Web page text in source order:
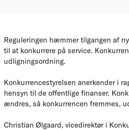
Reguleringen hæmmer tilgangen af
til at konkurrere på service.
udligningsordning.
Konkurrencestyrelsen anerkender i
hensyn til de offentlige finanser.
ændres, så konkurrencen fremmes,
Christian Ølgaard, vicedirektør i